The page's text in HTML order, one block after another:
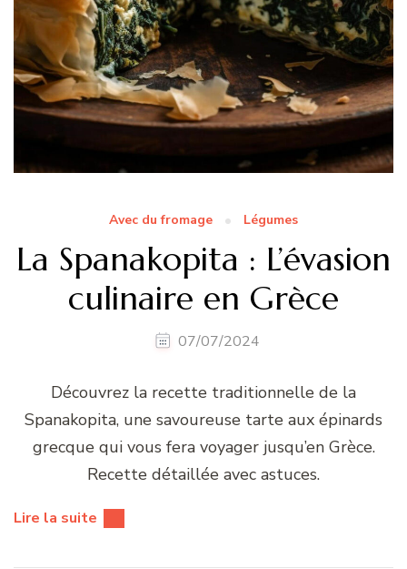
Avec du fromage Légumes
La Spanakopita : L’évasion
culinaire en Grèce
07/07/2024
Découvrez la recette traditionnelle de la
Spanakopita, une savoureuse tarte aux épinards
grecque qui vous fera voyager jusqu’en Grèce.
Recette détaillée avec astuces.
Lire la suite